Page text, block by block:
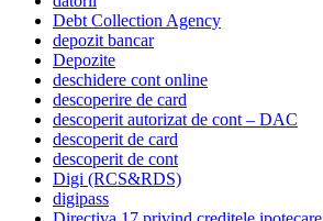
Debt Collection Agency
depozit bancar
Depozite
deschidere cont online
descoperire de card
descoperit autorizat de cont – DAC
descoperit de card
descoperit de cont
Digi (RCS&RDS)
digipass